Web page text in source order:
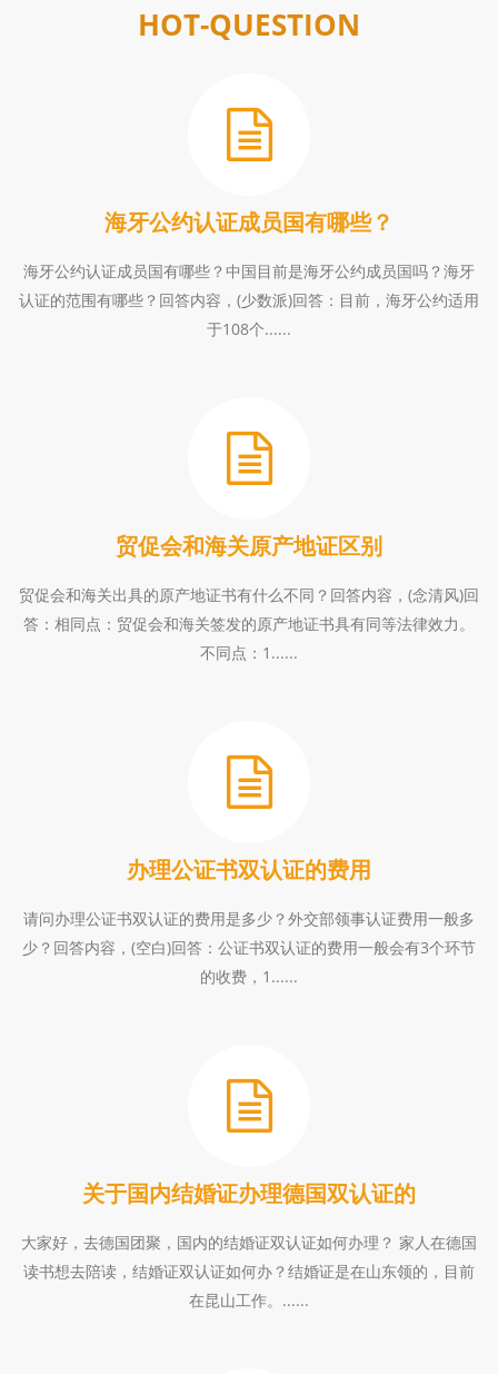
HOT-QUESTION
海牙公约认证成员国有哪些？
海牙公约认证成员国有哪些？中国目前是海牙公约成员国吗？海牙
认证的范围有哪些？回答内容，(少数派)回答：目前，海牙公约适用
于108个......
贸促会和海关原产地证区别
贸促会和海关出具的原产地证书有什么不同？回答内容，(念清风)回
答：相同点：贸促会和海关签发的原产地证书具有同等法律效力。
不同点：1......
办理公证书双认证的费用
请问办理公证书双认证的费用是多少？外交部领事认证费用一般多
少？回答内容，(空白)回答：公证书双认证的费用一般会有3个环节
的收费，1......
关于国内结婚证办理德国双认证的
大家好，去德国团聚，国内的结婚证双认证如何办理？ 家人在德国
读书想去陪读，结婚证双认证如何办？结婚证是在山东领的，目前
在昆山工作。......